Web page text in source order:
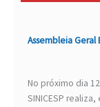
Assembleia Geral
No próximo dia
SINICESP